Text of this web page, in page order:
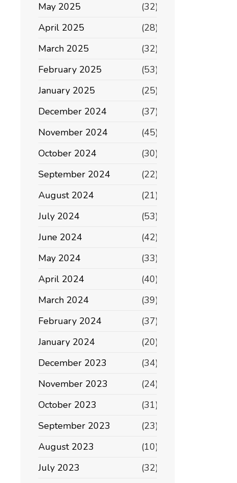
May 2025
(32)
April 2025
(28)
March 2025
(32)
February 2025
(53)
January 2025
(25)
December 2024
(37)
November 2024
(45)
October 2024
(30)
September 2024
(22)
August 2024
(21)
July 2024
(53)
June 2024
(42)
May 2024
(33)
April 2024
(40)
March 2024
(39)
February 2024
(37)
January 2024
(20)
December 2023
(34)
November 2023
(24)
October 2023
(31)
September 2023
(23)
August 2023
(10)
July 2023
(32)